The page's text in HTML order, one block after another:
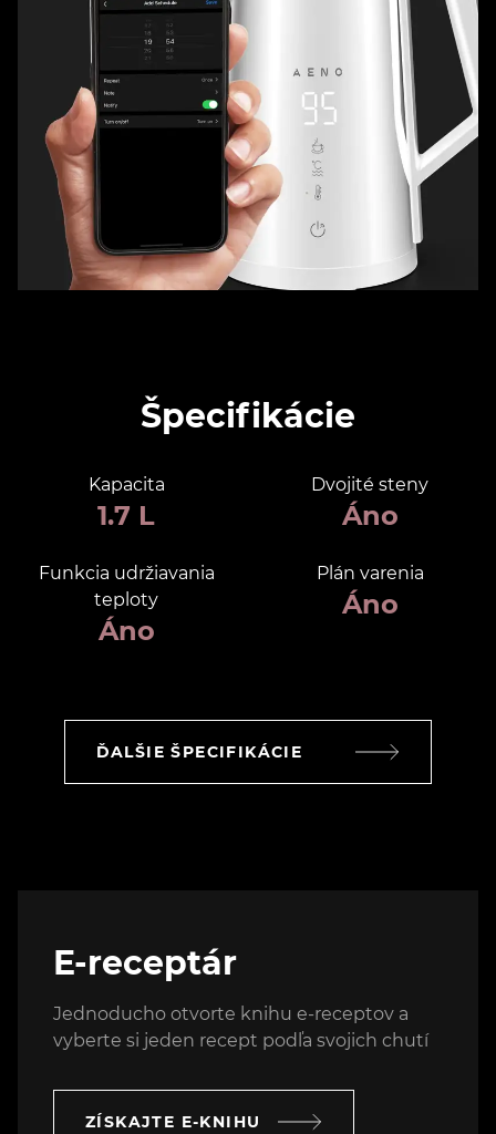
Špecifikácie
Kapacita
1.7 L
Dvojité steny
Áno
Funkcia udržiavania
teploty
Áno
Plán varenia
Áno
ĎALŠIE ŠPECIFIKÁCIE
E-receptár
Jednoducho otvorte knihu e-receptov a
vyberte si jeden recept podľa svojich chutí
ZÍSKAJTE E-KNIHU